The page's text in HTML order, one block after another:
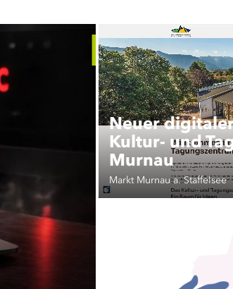
Neuer
Kultur- und
Murnau
Markt Murnau a. Staffelsee